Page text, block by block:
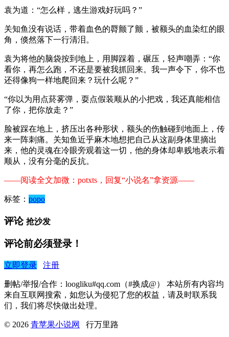
袁为道：“怎么样，逃生游戏好玩吗？”
关知鱼没有说话，带着血色的脣颤了颤，被额头的血染红的眼
角，倏然落下一行清泪。
袁为将他的脑袋按到地上，用脚踩着，碾压，轻声嘲弄：“你
看你，再怎么跑，不还是要被我抓回来。我一声令下，你不也
还得像狗一样地爬回来？玩什么呢？”
“你以为用点菸雾弹，耍点假装顺从的小把戏，我还真能相信
了你，把你放走？”
脸被踩在地上，挤压出各种形状，额头的伤触碰到地面上，传
来一阵刺痛。关知鱼近乎麻木地想把自己从这副身体里摘出
来，他的灵魂在冷眼旁观着这一切，他的身体却卑贱地表示着
顺从，没有分毫的反抗。
——阅读全文加微：potxts，回复“小说名”拿资源——
标签： popo
评论 抢沙发
评论前必须登录！
立即登录 注册
删帖/举报/合作：loogliku#qq.com（#换成@） 本站所有内容均
来自互联网搜索，如您认为侵犯了您的权益，请及时联系我
们，我们将尽快做出处理。
© 2026 青苹果小说网 行万里路